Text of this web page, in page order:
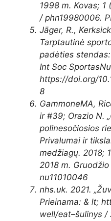
1998 m. Kovas; 1
/ phn19980006.
Jäger, R.,
Tarptautinė
padėties
Int Soc Sportas
https://doi.org/
8
GammoneMA,
ir #39; Orazio N.
polinesočiosios
Privalumai ir
medžiagų. 2018;
2018 m. Gruodžio
nu11010046
nhs.uk. 2021.
Prieinama: & lt;
well/eat–šulinys /